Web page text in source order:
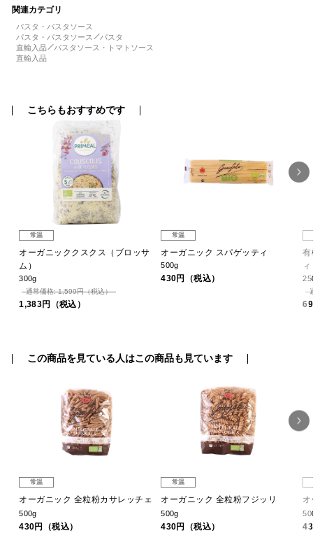
関連カテゴリ
パスタ・パスタソース
パスタ・パスタソース
パスタ
直輸入品
パスタソース・トマトソース
直輸入品
こちらもおすすめです
常温
オーガニッククスクス（ブロッサ
ム）
300g
通常価格: 1,599円（税込）
1,383円（税込）
常温
オーガニック スパゲッティ
500g
430円（税込）
この商品を見ている人はこの商品も見ています
常温
オーガニック 全粒粉カサレッチェ
500g
430円（税込）
常温
オーガニック 全粒粉フジッリ
500g
430円（税込）